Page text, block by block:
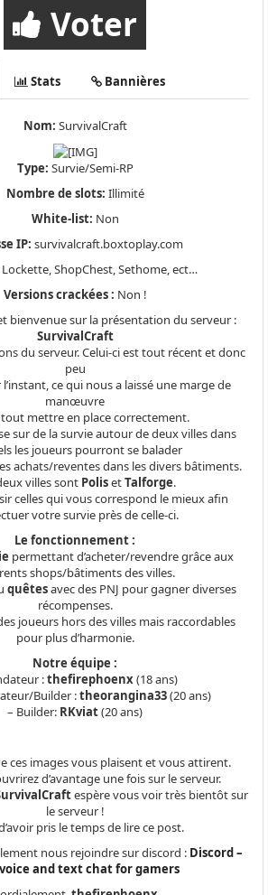
Voter
Stats Bannières
Nom: SurvivalCraft
Type: Survie/Semi-RP
Nombre de slots: Illimité
White-list: Non
IP: survivalcraft.boxtoplay.com
Lockette, ShopChest, Sethome, ect…
Versions crackées : Non !
bienvenue sur la présentation du serveur :
SurvivalCraft
du serveur. Celui-ci est tout récent et donc
peu
ce qui nous a laissé une marge de
manœuvre
mettre en place correctement.
sur de la survie autour de deux villes dans
les joueurs pourront se balader
achats/reventes dans les divers bâtiments.
villes sont PolisetTalforge.
celles qui vous correspond le mieux afin
votre survie près de celle-ci.
Le fonctionnement :
permettant d’acheter/revendre grâce aux
shops/bâtiments des villes.
quêtesavec des PNJ pour gagner diverses
récompenses.
joueurs hors des villes mais raccordables
pour plus d’harmonie.
Notre équipe :
:thefirephoenx(18 ans)
Builder :theorangina33(20 ans)
– Builder: RKviat(20 ans)
ces images vous plaisent et vous attirent.
d’avantage une fois sur le serveur.
espère vous voir très bientôt sur
le serveur !
pris le temps de lire ce post.
nous rejoindre sur discord : Discord –
and text chat for gamers